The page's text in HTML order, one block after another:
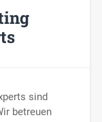
sind
betreuen